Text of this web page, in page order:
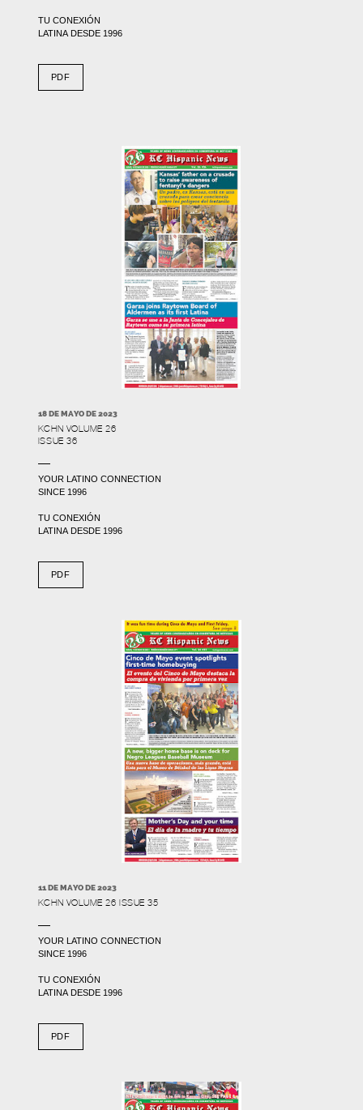
TU CONEXIÓN
LATINA DESDE 1996
PDF
18 DE MAYO DE 2023
KCHN VOLUME 26
ISSUE 36
YOUR LATINO CONNECTION
SINCE 1996
TU CONEXIÓN
LATINA DESDE 1996
PDF
11 DE MAYO DE 2023
KCHN VOLUME 26 ISSUE 35
YOUR LATINO CONNECTION
SINCE 1996
TU CONEXIÓN
LATINA DESDE 1996
PDF